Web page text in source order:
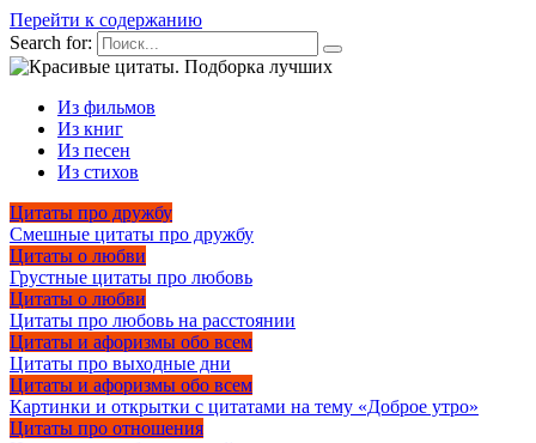
Перейти к содержанию
Search for:
Из фильмов
Из книг
Из песен
Из стихов
Цитаты про дружбу
Смешные цитаты про дружбу
Цитаты о любви
Грустные цитаты про любовь
Цитаты о любви
Цитаты про любовь на расстоянии
Цитаты и афоризмы обо всем
Цитаты про выходные дни
Цитаты и афоризмы обо всем
Картинки и открытки с цитатами на тему «Доброе утро»
Цитаты про отношения